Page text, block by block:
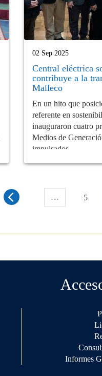
02 Sep 2025
Central eléctrica
contribuye a la
Malleco
En un hito que
referente en
inauguraron cuatro
Medios de
impulsados...
… 5
Informes